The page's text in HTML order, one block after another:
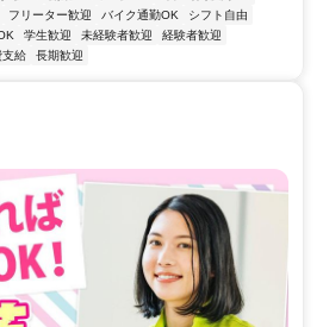
フリーター歓迎 バイク通勤OK
シフト自由
学生歓迎 未経験者歓迎
経験者歓迎
支給 長期歓迎